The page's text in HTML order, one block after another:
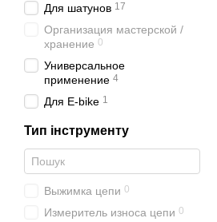
Для шатунов 17
Организация мастерской /
хранение 0
Универсальное
применение 4
Для E-bike 1
Тип інструменту
Выжимка цепи 0
Измеритель износа цепи 0